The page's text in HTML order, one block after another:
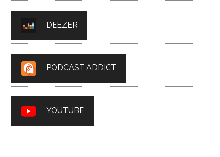
DEEZER
PODCAST ADDICT
YOUTUBE